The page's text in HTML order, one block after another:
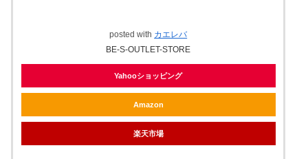
posted with カエレバ
BE-S-OUTLET-STORE
Yahooショッピング
Amazon
楽天市場